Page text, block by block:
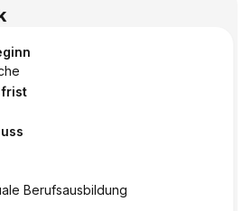
Berufsausbildung